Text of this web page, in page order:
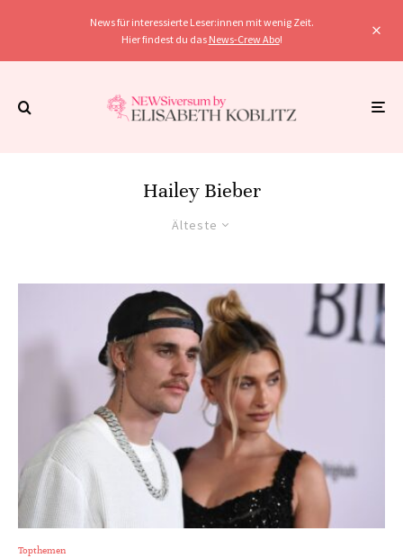
News für interessierte Leser:innen mit wenig Zeit.
Hier findest du das News-Crew Abo!
Hailey Bieber
Älteste
Topthemen